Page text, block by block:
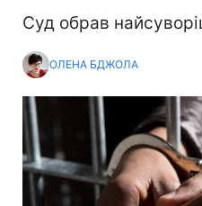
Суд обрав
ОЛЕНА БДЖОЛА